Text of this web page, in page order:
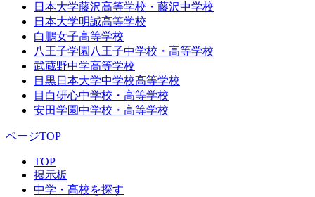
日本大学藤沢高等学校・藤沢中学校
日本大学明誠高等学校
白鵬女子高等学校
八王子学園八王子中学校・高等学校
武蔵野中学高等学校
目黒日本大学中学校高等学校
目白研心中学校・高等学校
安田学園中学校・高等学校
ページTOP
TOP
掲示板
中学・高校を探す